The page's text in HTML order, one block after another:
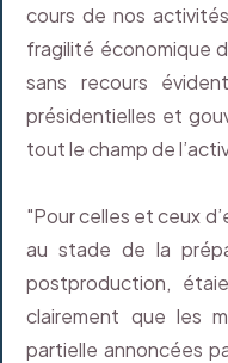
cours de nos
fragilité économique
sans recours
présidentielles et
tout le champ de
"Pour celles et ceux
au stade de la
postproduction,
clairement que les
partielle annoncées